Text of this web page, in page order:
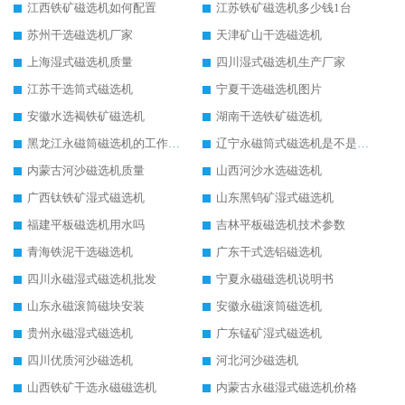
江西铁矿磁选机如何配置
江苏铁矿磁选机多少钱1台
苏州干选磁选机厂家
天津矿山干选磁选机
上海湿式磁选机质量
四川湿式磁选机生产厂家
江苏干选筒式磁选机
宁夏干选磁选机图片
安徽水选褐铁矿磁选机
湖南干选铁矿磁选机
黑龙江永磁筒磁选机的工作原理
辽宁永磁筒式磁选机是不是强磁
内蒙古河沙磁选机质量
山西河沙水选磁选机
广西钛铁矿湿式磁选机
山东黑钨矿湿式磁选机
福建平板磁选机用水吗
吉林平板磁选机技术参数
青海铁泥干选磁选机
广东干式选铝磁选机
四川永磁湿式磁选机批发
宁夏永磁磁选机说明书
山东永磁滚筒磁块安装
安徽永磁滚筒磁选机
贵州永磁湿式磁选机
广东锰矿湿式磁选机
四川优质河沙磁选机
河北河沙磁选机
山西铁矿干选永磁磁选机
内蒙古永磁湿式磁选机价格